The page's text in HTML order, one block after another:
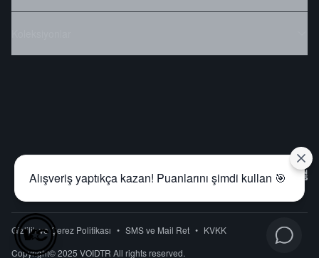
Gizlilik ve Çerez Politikası • SMS ve Mail Ret • KVKK
Copyright© 2025 VOIDTR All rights reserved.
Alışveriş yaptıkça kazan! Puanlarını şimdi kullan 🎯